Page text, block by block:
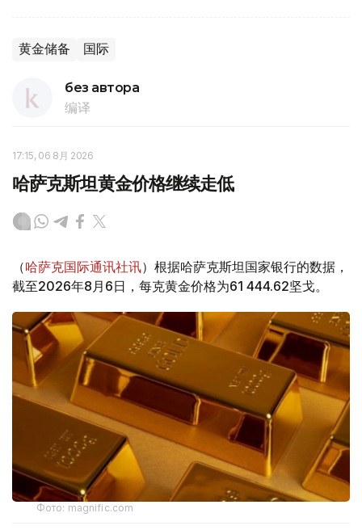
黄金储备 国际
без автора
编译
17:15, 06 8月 2026
哈萨克斯坦黄金价格继续走低
（哈萨克国际通讯社讯）根据哈萨克斯坦国家银行的数据，
截至2026年8月6日，每克黄金价格为61 444.62坚戈。
Фото: magnific.com